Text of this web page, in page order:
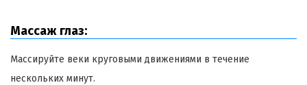
Массаж глаз:
Массируйте веки круговыми движениями в течение
нескольких минут.